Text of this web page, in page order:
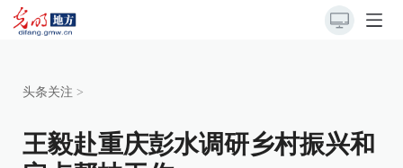
头条关注 >
王毅赴重庆彭水调研乡村振兴和